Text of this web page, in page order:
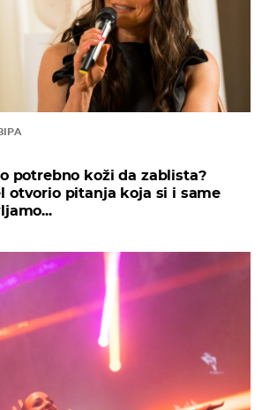
potrebno koži da zablista?
otvorio pitanja koja si i same